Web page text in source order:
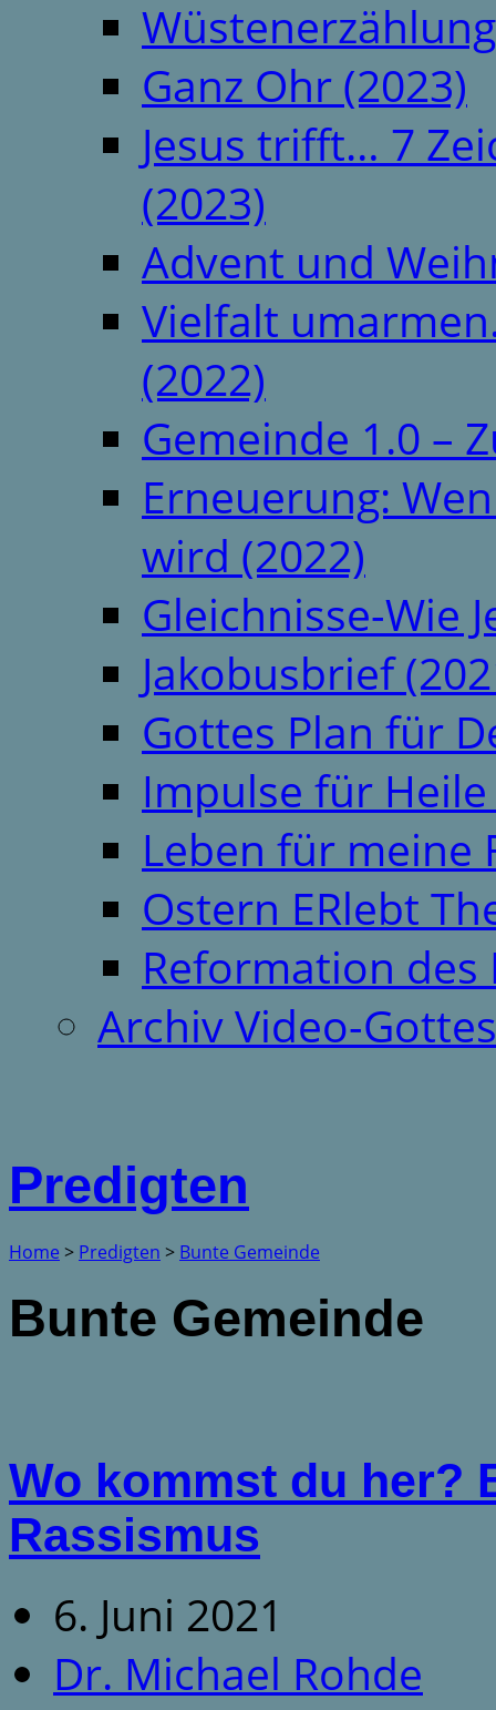
Ganz Ohr (2023)
Jesus trifft… 7
(2023)
Advent und
Vielfalt
(2022)
Gemeinde 1.0 –
Erneuerung:
wird (2022)
Gleichnisse-Wie
Jakobusbrief
Gottes Plan für
Impulse für
Leben für meine
Ostern ERlebt
Reformation des
Archiv Video-
Predigten
Home > Predigten > Bunte Gemeinde
Bunte Gemeinde
Wo kommst du her?
Rassismus
6. Juni 2021
Dr. Michael Rohde